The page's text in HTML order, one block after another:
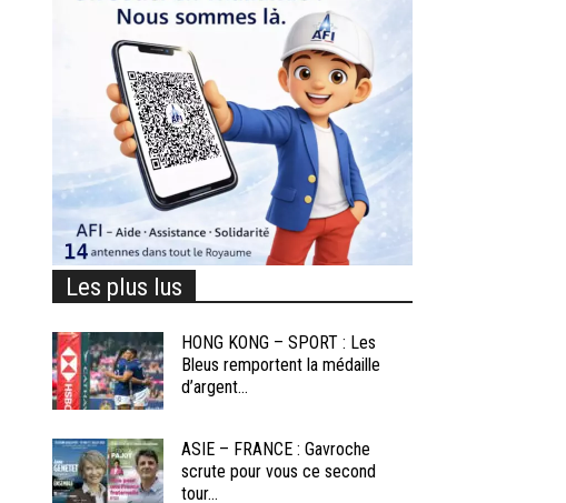
Les plus lus
HONG KONG – SPORT : Les
Bleus remportent la médaille
d’argent...
ASIE – FRANCE : Gavroche
scrute pour vous ce second
tour...